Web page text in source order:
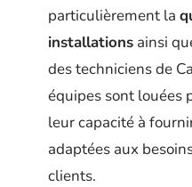
particulièrement la
installations ainsi
des techniciens de
équipes sont louées
leur capacité à
adaptées aux
clients.